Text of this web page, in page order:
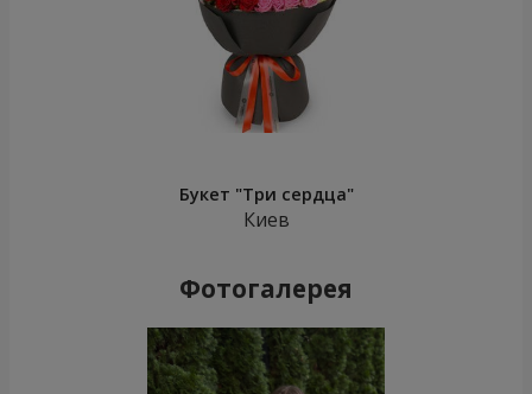
Букет "Три сердца"
Киев
Фотогалерея